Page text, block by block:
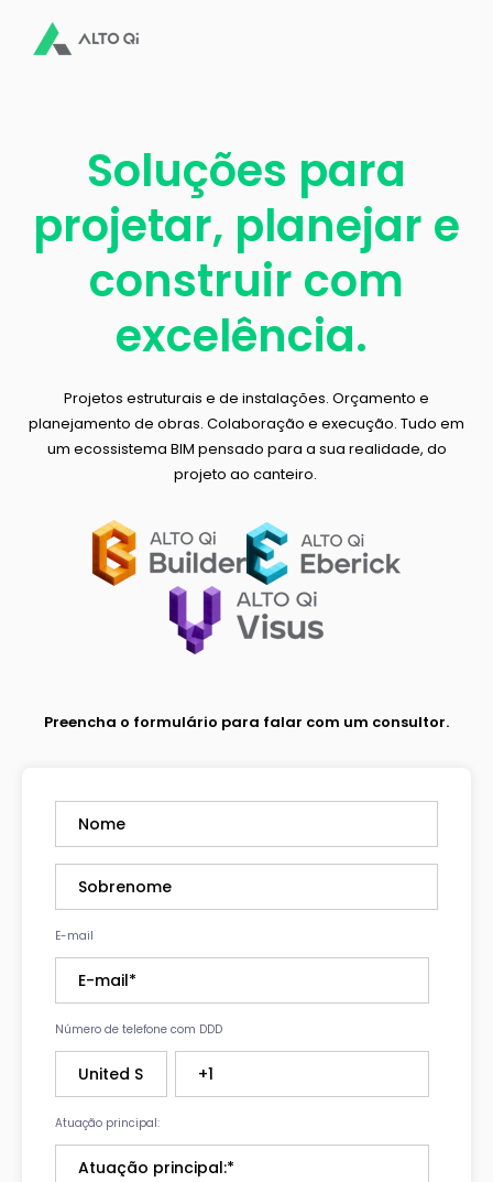
Soluções para
projetar, planejar e
construir com
excelência.
Projetos estruturais e de instalações. Orçamento e
planejamento de obras. Colaboração e execução. Tudo em
um ecossistema BIM pensado para a sua realidade, do
projeto ao canteiro.
Preencha o formulário para falar com um consultor.
E-mail
Número de telefone com DDD
Atuação principal: